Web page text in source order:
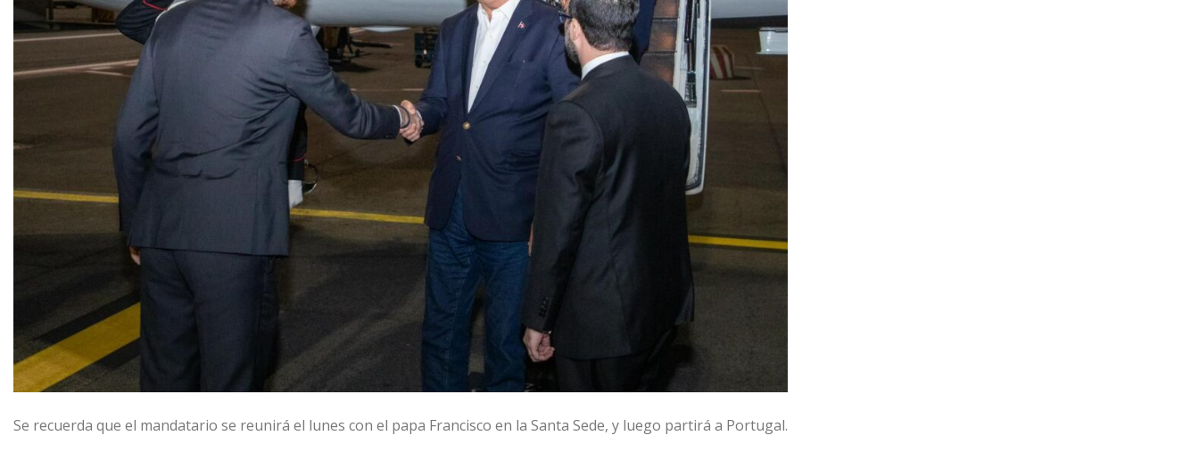
Se recuerda que el mandatario se reunirá el lunes con el papa Francisco en la Santa Sede, y luego partirá a Portugal.